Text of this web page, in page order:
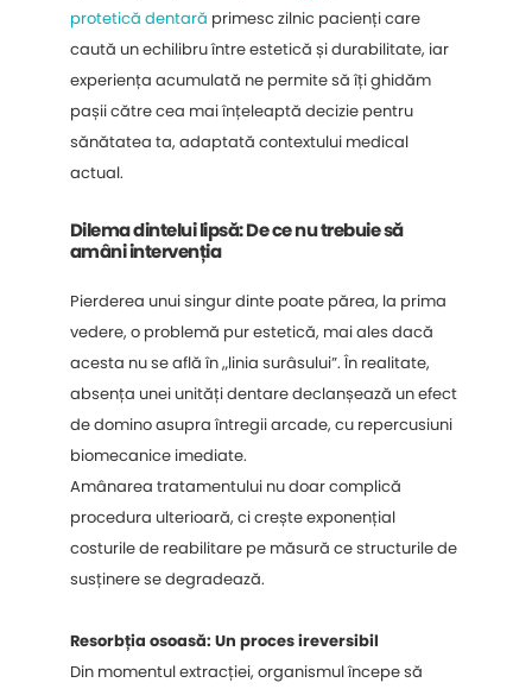
protetică dentară primesc zilnic pacienți care
caută un echilibru între estetică și durabilitate, iar
experiența acumulată ne permite să îți ghidăm
pașii către cea mai înțeleaptă decizie pentru
sănătatea ta, adaptată contextului medical
actual.
Dilema dintelui lipsă: De ce nu trebuie să
amâni intervenția
Pierderea unui singur dinte poate părea, la prima
vedere, o problemă pur estetică, mai ales dacă
acesta nu se află în „linia surâsului”. În realitate,
absența unei unități dentare declanșează un efect
de domino asupra întregii arcade, cu repercusiuni
biomecanice imediate.
Amânarea tratamentului nu doar complică
procedura ulterioară, ci crește exponențial
costurile de reabilitare pe măsură ce structurile de
susținere se degradează.
Resorbția osoasă: Un proces ireversibil
Din momentul extracției, organismul începe să